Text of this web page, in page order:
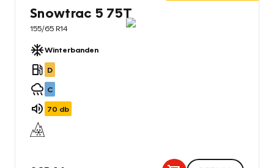
Snowtrac 5 75T
155/65 R14
Winterbanden
D
C
70 db